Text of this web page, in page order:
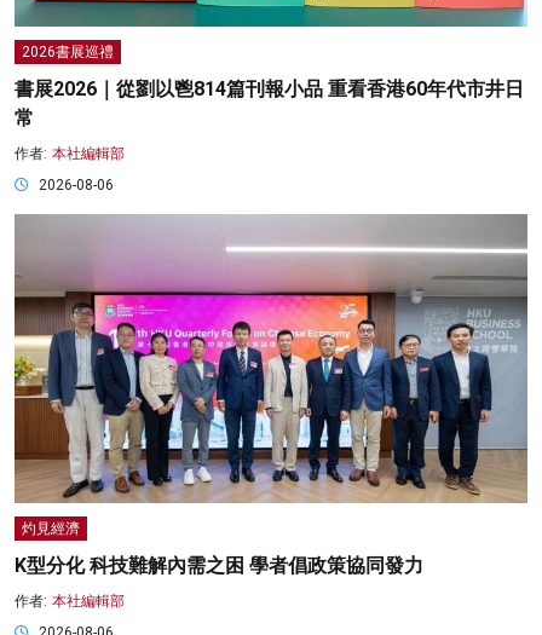
2026書展巡禮
書展2026｜從劉以鬯814篇刊報小品 重看香港60年代市井日
常
作者: 本社編輯部
2026-08-06
灼見經濟
K型分化 科技難解內需之困 學者倡政策協同發力
作者: 本社編輯部